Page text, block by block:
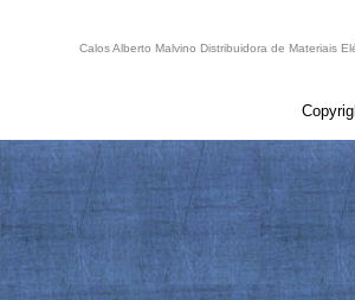
Calos Alberto Malvino Distribuidora de Materiais